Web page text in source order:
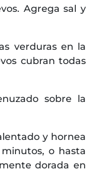
Agrega sal y
verduras en la
cubran todas
sobre la
y hornea
o hasta
dorada en